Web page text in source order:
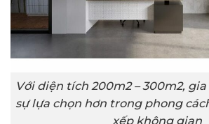
Với diện tích 200m2 – 300m2,
sự lựa chọn hơn trong phong
xếp không gian